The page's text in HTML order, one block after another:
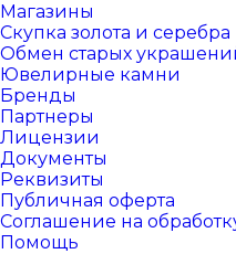
Магазины
Скупка золота и серебра
Обмен старых
Ювелирные камни
Бренды
Партнеры
Лицензии
Документы
Реквизиты
Публичная оферта
Соглашение на
Помощь